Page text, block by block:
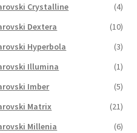
Crystalline
(4)
Dextera
(10)
Hyperbola
(3)
Illumina
(1)
Imber
(5)
Matrix
(21)
Millenia
(6)